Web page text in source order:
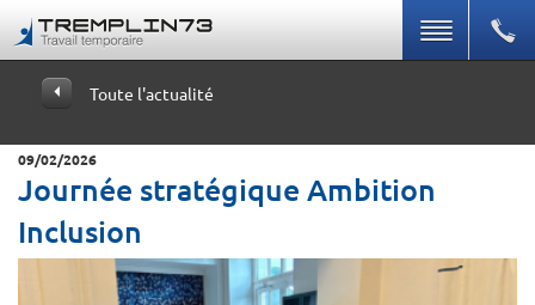
Toute l'actualité
09/02/2026
Journée stratégique Ambition
Inclusion